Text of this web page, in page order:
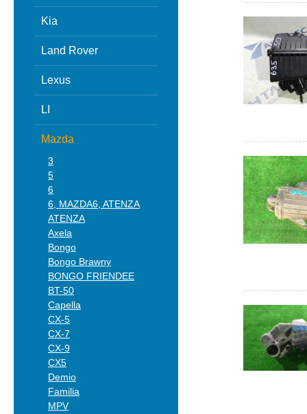
Kia
Land Rover
Lexus
LI
Mazda
3
5
6
6, MAZDA6, ATENZA
ATENZA
Axela
Bongo
Bongo Brawny
BONGO FRIENDEE
BT-50
Capella
CX-5
CX-7
CX-9
CX5
Demio
Familia
MPV